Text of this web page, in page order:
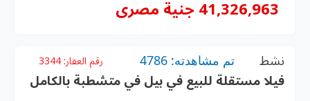
41,326,963 جنية مصرى
نشط تم مشاهدته: 4786 رقم العقار:3344
فيلا مستقلة للبيع في بيل في متشطبة بالكامل